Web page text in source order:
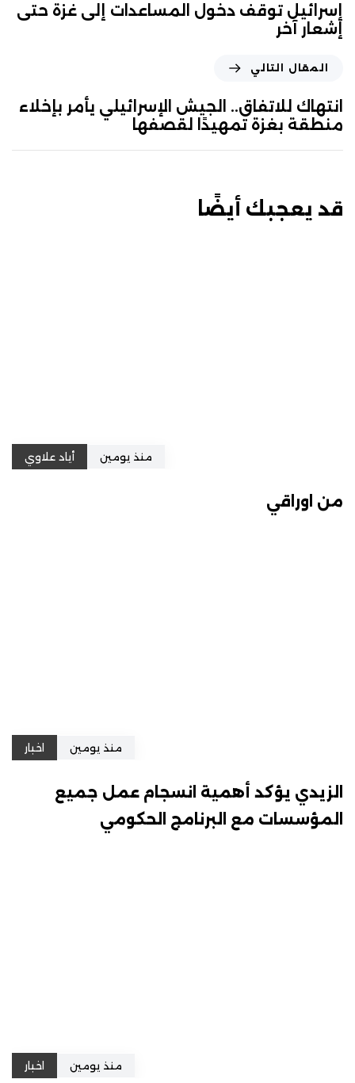
إسرائيل توقف دخول المساعدات إلى غزة حتى
إشعار آخر
المقال التالي
انتهاك للاتفاق.. الجيش الإسرائيلي يأمر بإخلاء
منطقة بغزة تمهيدًا لقصفها
قد يعجبك أيضًا
منذ يومين أياد علاوي
من اوراقي
منذ يومين اخبار
الزيدي يؤكد أهمية انسجام عمل جميع
المؤسسات مع البرنامج الحكومي
منذ يومين اخبار